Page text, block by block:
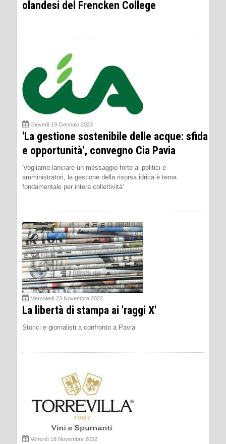
olandesi del Frencken College
Giovedì 19 Gennaio 2023
'La gestione sostenibile delle acque: sfida
e opportunità', convegno Cia Pavia
'Vogliamo lanciare un messaggio forte ai politici e
amministratori, la gestione della risorsa idrica è tema
fondamentale per intera collettività'
Mercoledì 23 Novembre 2022
La libertà di stampa ai 'raggi X'
Storici e giornalisti a confronto a Pavia
Venerdì 18 Novembre 2022